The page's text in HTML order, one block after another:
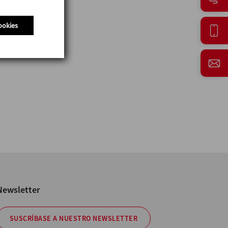
SUSCRÍBASE A NUESTRO NEWSLETTER